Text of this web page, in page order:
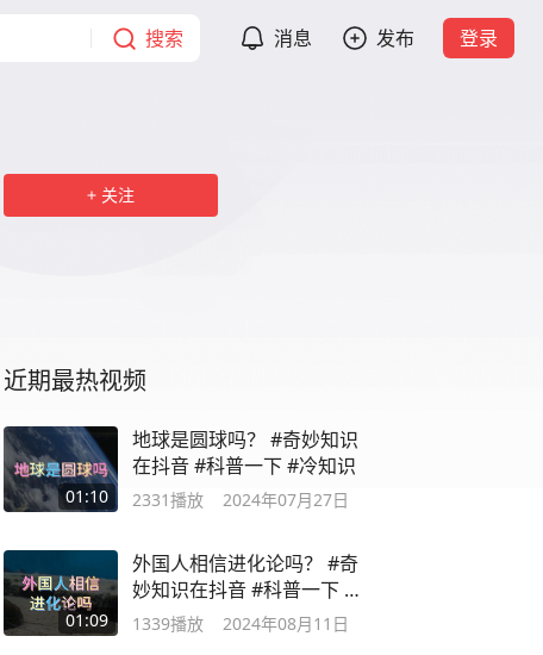
搜索 消息 发布 登录
关注
近期最热视频
01:10
地球是圆球吗？ #奇妙知识
在抖音 #科普一下 #冷知识
2331播放 2024年07月27日
01:09
外国人相信进化论吗？ #奇
妙知识在抖音 #科普一下 #
冷知识 #科普
1339播放 2024年08月11日